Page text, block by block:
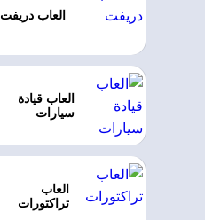
العاب دريفت
العاب قيادة
سيارات
العاب
تراكتورات